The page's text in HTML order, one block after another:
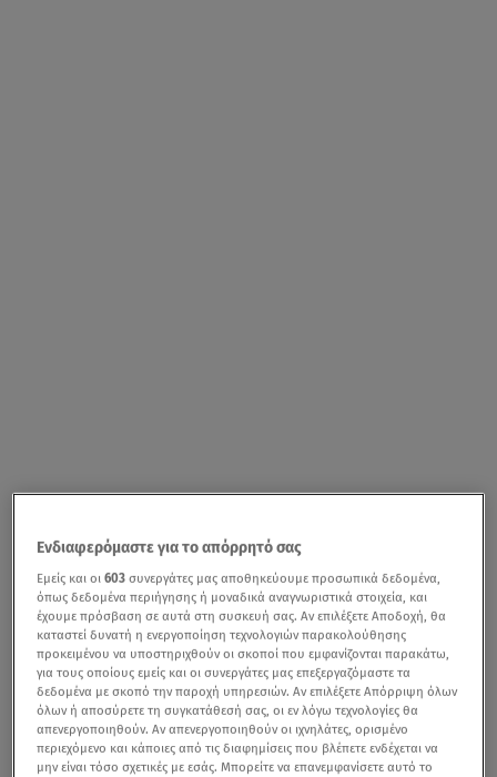
Ενδιαφερόμαστε για το απόρρητό σας
Εμείς και οι603 συνεργάτες μας αποθηκεύουμε προσωπικά δεδομένα,
όπως δεδομένα περιήγησης ή μοναδικά αναγνωριστικά στοιχεία, και
έχουμε πρόσβαση σε αυτά στη συσκευή σας. Αν επιλέξετε Αποδοχή, θα
καταστεί δυνατή η ενεργοποίηση τεχνολογιών παρακολούθησης
προκειμένου να υποστηριχθούν οι σκοποί που εμφανίζονται παρακάτω,
για τους οποίους εμείς και οι συνεργάτες μας επεξεργαζόμαστε τα
δεδομένα με σκοπό την παροχή υπηρεσιών. Αν επιλέξετε Απόρριψη όλων
όλων ή αποσύρετε τη συγκατάθεσή σας, οι εν λόγω τεχνολογίες θα
απενεργοποιηθούν. Αν απενεργοποιηθούν οι ιχνηλάτες, ορισμένο
περιεχόμενο και κάποιες από τις διαφημίσεις που βλέπετε ενδέχεται να
μην είναι τόσο σχετικές με εσάς. Μπορείτε να επανεμφανίσετε αυτό το